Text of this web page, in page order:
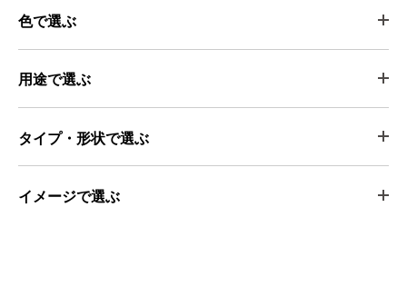
色で選ぶ
用途で選ぶ
タイプ・形状で選ぶ
イメージで選ぶ